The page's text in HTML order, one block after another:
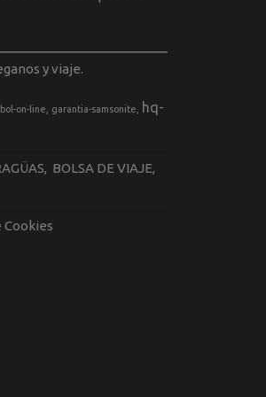
y viaje.
on-line garantia-samsonite
hq-
BOLSA DE VIAJE
Cookies